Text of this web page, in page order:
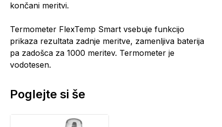
končani meritvi.
Termometer FlexTemp Smart vsebuje funkcijo
prikaza rezultata zadnje meritve, zamenljiva baterija
pa zadošca za 1000 meritev. Termometer je
vodotesen.
Poglejte si še